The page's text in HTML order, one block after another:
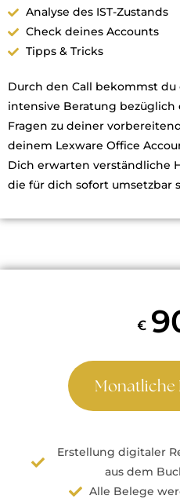
Analyse des IST-Zustands
Check deines Accounts
Tipps & Tricks
Durch den Call bekommst
intensive Beratung
Fragen zu deiner
deinem Lexware Office
Dich erwarten verständliche
die für dich sofort umsetzbar
€
Monatliche
Erstellung digitaler
aus dem
Alle Belege